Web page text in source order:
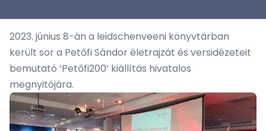
2023. június 8-án a leidschenveeni könyvtárban
került sor a Petőfi Sándor életrajzát és versidézeteit
bemutató ‘Petőfi200’ kiállítás hivatalos
megnyitójára.